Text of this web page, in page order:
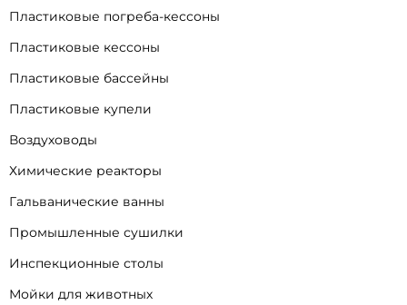
Пластиковые погреба-кессоны
Пластиковые кессоны
Пластиковые бассейны
Пластиковые купели
Воздуховоды
Химические реакторы
Гальванические ванны
Промышленные сушилки
Инспекционные столы
Мойки для животных